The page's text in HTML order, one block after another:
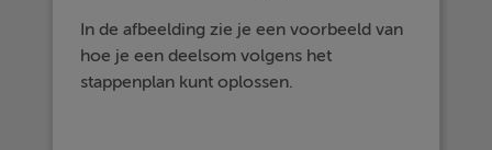
In de afbeelding zie je een voorbeeld van
hoe je een deelsom volgens het
stappenplan kunt oplossen.